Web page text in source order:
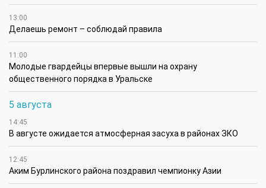
13:00
Делаешь ремонт – соблюдай правила
11:00
Молодые гвардейцы впервые вышли на охрану
общественного порядка в Уральске
5 августа
14:45
В августе ожидается атмосферная засуха в районах ЗКО
12:45
Аким Бурлинского района поздравил чемпионку Азии